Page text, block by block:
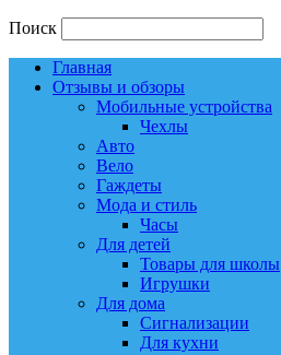
Поиск
Главная
Отзывы и обзоры
Мобильные устройства
Чехлы
Авто
Вело
Гаждеты
Мода и стиль
Часы
Для детей
Товары для школы
Игрушки
Для дома
Сигнализации
Для кухни